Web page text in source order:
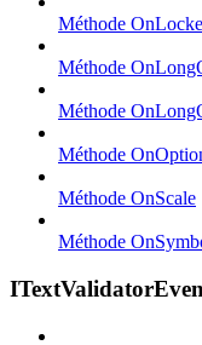
Méthode
Méthode
Méthode
Méthode
Méthode OnScale
Méthode